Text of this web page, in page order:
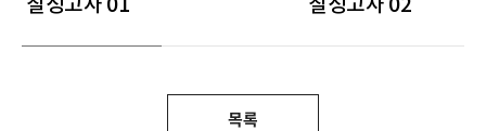
목록